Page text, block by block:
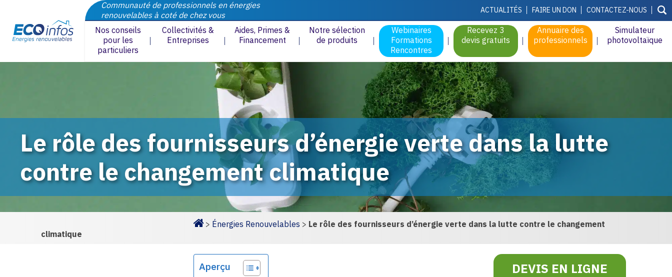
Communauté de professionnels en énergies
renouvelables à coté de chez vous
ACTUALITÉS FAIRE UN DON CONTACTEZ-NOUS
Nos conseils
pour les
particuliers
Collectivités &
Entreprises
Aides, Primes &
Financement
Notre sélection
de produits
Webinaires
Formations
Rencontres
Recevez 3
devis gratuits
Annuaire des
professionnels
Simulateur
photovoltaïque
Le rôle des fournisseurs d’énergie verte dans la lutte
contre le changement climatique
> Énergies Renouvelables > Le rôle des fournisseurs d’énergie verte dans la lutte contre le changement
climatique
Aperçu DEVIS EN LIGNE